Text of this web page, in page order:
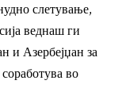
слетување,
веднаш ги
и Азербејџан за
во